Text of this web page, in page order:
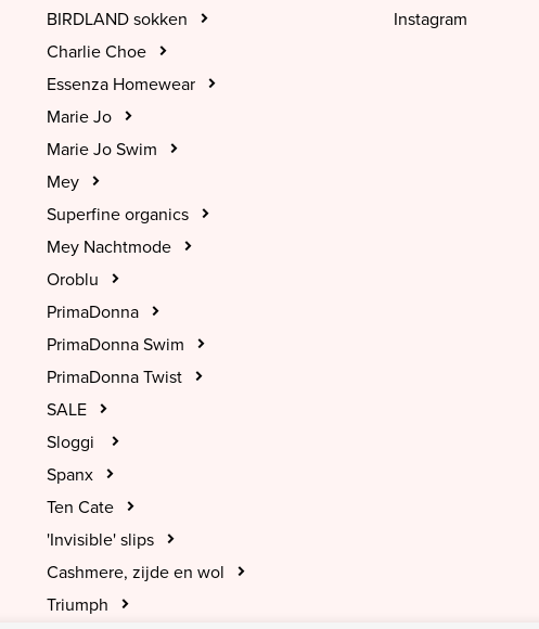
BIRDLAND sokken
Charlie Choe
Essenza Homewear
Marie Jo
Marie Jo Swim
Mey
Superfine organics
Mey Nachtmode
Oroblu
PrimaDonna
PrimaDonna Swim
PrimaDonna Twist
SALE
Sloggi
Spanx
Ten Cate
'Invisible' slips
Cashmere, zijde en wol
Triumph
Instagram